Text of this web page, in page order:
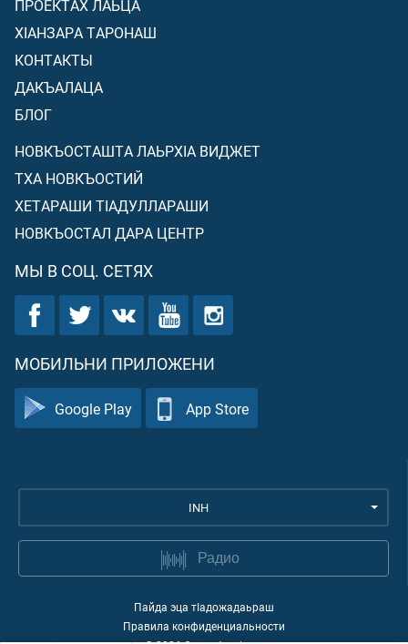
ПРОЕКТАХ ЛАЬЦА
ХIАНЗАРА ТАРОНАШ
КОНТАКТЫ
ДАКЪАЛАЦА
БЛОГ
НОВКЪОСТАШТА ЛАЬРХIА ВИДЖЕТ
ТХА НОВКЪОСТИЙ
ХЕТАРАШИ ТIАДУЛЛАРАШИ
НОВКЪОСТАЛ ДАРА ЦЕНТР
МЫ В СОЦ. СЕТЯХ
МОБИЛЬНИ ПРИЛОЖЕНИ
Google Play App Store
INH
Радио
Пайда эца тIадожадаьраш
Правила конфиденциальности